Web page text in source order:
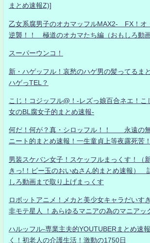
まとめ速報Z)]
乙女系腐男子のオカマッフルMAX2- FX！オ
逆襲！！ 極道のオカマたち編（おもしろ動画
スーパーウンコ！
新・ハゲッフル！哀愁のハゲ男の髪ってるま
ハゲっTEL？
こじ！コジッフル@！-レズっ娘百合ネエ！こ
女のBL腐女子的まとめ速報-
何だ！何が？真・シロッフル！！ 永遠の
ニート的まとめ速報！一生童貞上等夜露死苦！
男装スケバン女子！スケッフルまっくす！（
きっ!！ビー玉のおいぬさん的まとめ速報）
しろ動画まで取り上げまっくす
ロボットアニメ！メカと美少女キャラだいす
非モテ星人 ！あらゆるマニアの為のマニアッ
ハルッフル-専業主夫的YOUTUBERまとめ速
く！初老人の介護生活！激動の1750日